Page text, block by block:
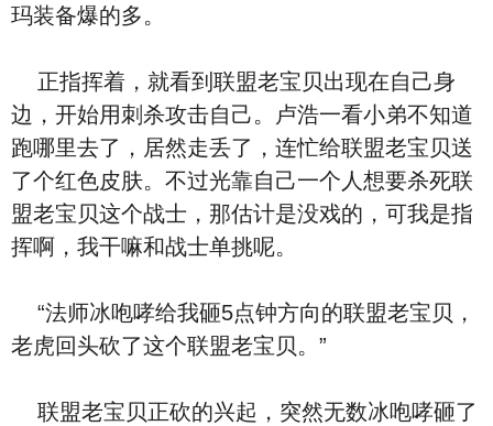
玛装备爆的多。
正指挥着，就看到联盟老宝贝出现在自己身
边，开始用刺杀攻击自己。卢浩一看小弟不知道
跑哪里去了，居然走丢了，连忙给联盟老宝贝送
了个红色皮肤。不过光靠自己一个人想要杀死联
盟老宝贝这个战士，那估计是没戏的，可我是指
挥啊，我干嘛和战士单挑呢。
“法师冰咆哮给我砸5点钟方向的联盟老宝贝，
老虎回头砍了这个联盟老宝贝。”
联盟老宝贝正砍的兴起，突然无数冰咆哮砸了